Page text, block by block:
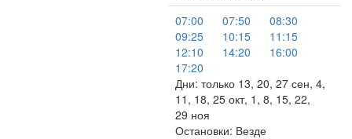
07:00
07:50
08:30
09:25
10:15
11:15
12:10
14:20
16:00
17:20
Дни: только 13, 20, 27 сен, 4,
11, 18, 25 окт, 1, 8, 15, 22,
29 ноя
Остановки: Везде